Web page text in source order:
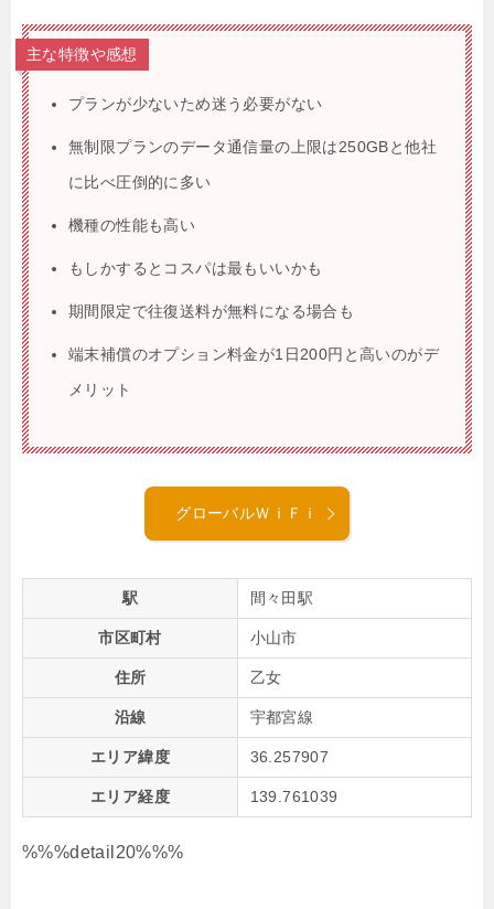
主な特徴や感想
プランが少ないため迷う必要がない
無制限プランのデータ通信量の上限は250GBと他社
に比べ圧倒的に多い
機種の性能も高い
もしかするとコスパは最もいいかも
期間限定で往復送料が無料になる場合も
端末補償のオプション料金が1日200円と高いのがデ
メリット
グローバルＷｉＦｉ
駅 間々田駅
市区町村 小山市
住所 乙女
沿線 宇都宮線
エリア緯度 36.257907
エリア経度 139.761039
%%%detail20%%%